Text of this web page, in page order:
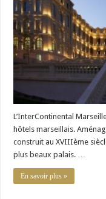
L’InterContinental
hôtels marseillais.
construit au XVIIIème
plus beaux palais. …
En savoir plus »